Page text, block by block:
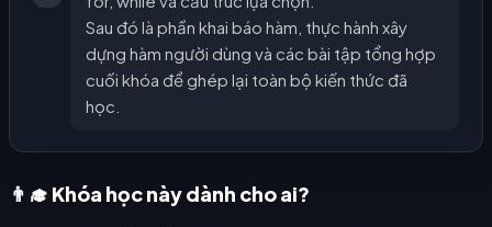
Sau đó là phần khai báo hàm, thực hành xây
dựng hàm người dùng và các bài tập tổng hợp
cuối khóa để ghép lại toàn bộ kiến thức đã
học.
👨‍🎓 Khóa học này dành cho ai?